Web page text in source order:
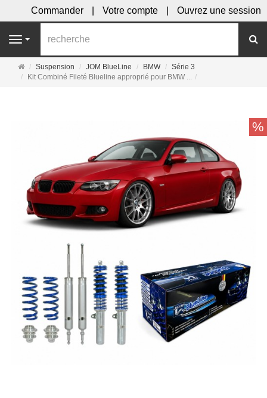
Commander Votre compte Ouvrez une session
Navigation
Page
d'accueil
Suspension JOM BlueLine BMW
Série 3
Kit Combiné Fileté Blueline approprié pour BMW ...
%